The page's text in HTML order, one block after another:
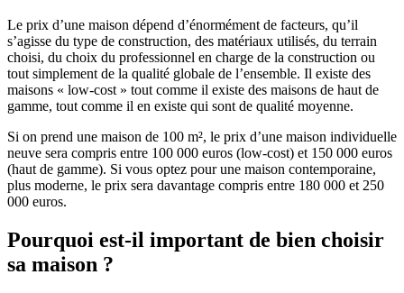
Le prix d’une maison dépend d’énormément de facteurs, qu’il
s’agisse du type de construction, des matériaux utilisés, du terrain
choisi, du choix du professionnel en charge de la construction ou
tout simplement de la qualité globale de l’ensemble. Il existe des
maisons « low-cost » tout comme il existe des maisons de haut de
gamme, tout comme il en existe qui sont de qualité moyenne.
Si on prend une maison de 100 m², le prix d’une maison individuelle
neuve sera compris entre 100 000 euros (low-cost) et 150 000 euros
(haut de gamme). Si vous optez pour une maison contemporaine,
plus moderne, le prix sera davantage compris entre 180 000 et 250
000 euros.
Pourquoi est-il important de bien choisir
sa maison ?